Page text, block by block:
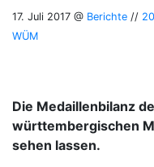
17. Juli 2017 @ Berichte //
WÜM
Die Medaillenbilanz
württembergischen
sehen lassen.